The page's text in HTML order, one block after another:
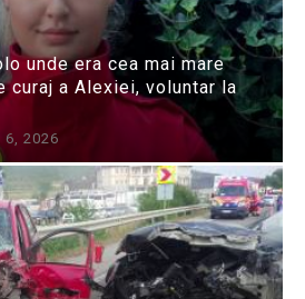
unde era cea mai mare
curaj a Alexiei, voluntar la
6, 2026